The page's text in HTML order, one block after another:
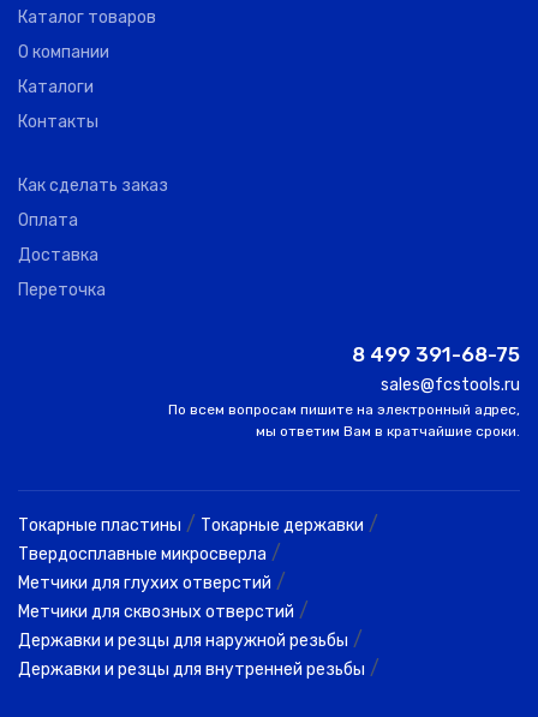
Каталог товаров
О компании
Каталоги
Контакты
Как сделать заказ
Оплата
Доставка
Переточка
8 499 391-68-75
sales@fcstools.ru
По всем вопросам пишите на электронный адрес,
мы ответим Вам в кратчайшие сроки.
Токарные пластины / Токарные державки /
Твердосплавные микросверла /
Метчики для глухих отверстий /
Метчики для сквозных отверстий /
Державки и резцы для наружной резьбы /
Державки и резцы для внутренней резьбы /